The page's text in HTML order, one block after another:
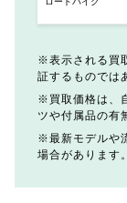
表示される買
証するものでは
買取価格は、
ツや付属品の有
最新モデルや
場合があります。